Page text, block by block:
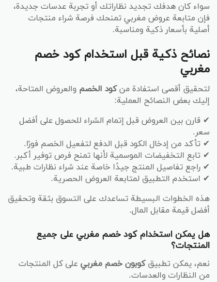
سواء كان هدفك تجديد نظاراتك أو تجربة عدسات جديدة،
فإن متابعة عروض مغربي تمنحك فرصة شراء منتجات
أصلية بأسعار ذكية ومناسبة.
نصائح ذكية قبل استخدام كود خصم
مغربي
لتحقيق أقصى استفادة منكود الخصم والعروض المتاحة،
إليك بعض النصائح العملية:
✔ قارن بين العروض قبل إتمام الشراء للحصول على أفضل
سعر.
✔ تأكد من إدخال الكود قبل الدفع لتفعيل الخصم فورًا.
✔ تابع التخفيضات الموسمية لأنها تمنح فرص توفير أكبر.
✔ راجع تفاصيل المنتج جيدًا خاصة عند شراء نظارات طبية.
✔ استخدم التطبيق لمتابعة العروض الحصرية.
هذه الخطوات البسيطة تساعدك على التسوق بثقة وتحقيق
أفضل قيمة مقابل المال.
هل يمكن استخدام كود خصم مغربي على جميع
المنتجات؟
نعم، يمكن تطبيقكوبون خصم مغربي على كل المنتجات
من النظارات والعدسات.